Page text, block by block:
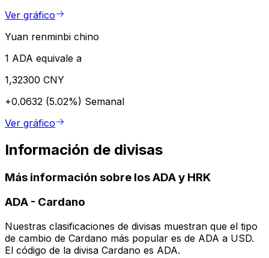
Ver gráfico
Yuan renminbi chino
1 ADA equivale a
1,32300 CNY
+0.0632 (5.02%) Semanal
Ver gráfico
Información de divisas
Más información sobre los ADA y HRK
ADA - Cardano
Nuestras clasificaciones de divisas muestran que el tipo
de cambio de Cardano más popular es de ADA a USD.
El código de la divisa Cardano es ADA.